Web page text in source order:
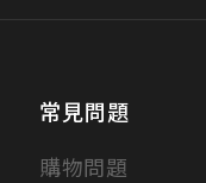
常見問題
購物問題